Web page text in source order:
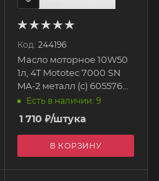
Код: 244196
Масло моторное 10W50
1л, 4T Mototec 7000 SN
MA-2 металл (c) 605576
TAKAYAMA
Есть в наличии: 9
1 710 ₽/штука
В КОРЗИНУ